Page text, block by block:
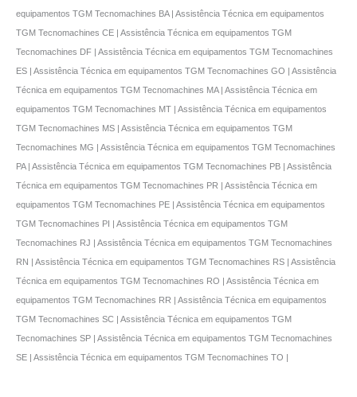
equipamentos TGM Tecnomachines BA | Assistência Técnica em equipamentos
TGM Tecnomachines CE | Assistência Técnica em equipamentos TGM
Tecnomachines DF | Assistência Técnica em equipamentos TGM Tecnomachines
ES | Assistência Técnica em equipamentos TGM Tecnomachines GO | Assistência
Técnica em equipamentos TGM Tecnomachines MA | Assistência Técnica em
equipamentos TGM Tecnomachines MT | Assistência Técnica em equipamentos
TGM Tecnomachines MS | Assistência Técnica em equipamentos TGM
Tecnomachines MG | Assistência Técnica em equipamentos TGM Tecnomachines
PA | Assistência Técnica em equipamentos TGM Tecnomachines PB | Assistência
Técnica em equipamentos TGM Tecnomachines PR | Assistência Técnica em
equipamentos TGM Tecnomachines PE | Assistência Técnica em equipamentos
TGM Tecnomachines PI | Assistência Técnica em equipamentos TGM
Tecnomachines RJ | Assistência Técnica em equipamentos TGM Tecnomachines
RN | Assistência Técnica em equipamentos TGM Tecnomachines RS | Assistência
Técnica em equipamentos TGM Tecnomachines RO | Assistência Técnica em
equipamentos TGM Tecnomachines RR | Assistência Técnica em equipamentos
TGM Tecnomachines SC | Assistência Técnica em equipamentos TGM
Tecnomachines SP | Assistência Técnica em equipamentos TGM Tecnomachines
SE | Assistência Técnica em equipamentos TGM Tecnomachines TO |